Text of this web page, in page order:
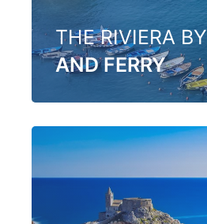
THE RIVIERA BY
AND FERRY